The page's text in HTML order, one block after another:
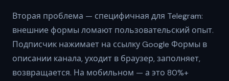
Вторая проблема — специфичная для Telegram:
внешние формы ломают пользовательский опыт.
Подписчик нажимает на ссылку Google Формы в
описании канала, уходит в браузер, заполняет,
возвращается. На мобильном — а это 80%+